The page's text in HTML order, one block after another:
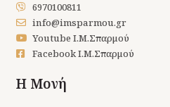
6970100811
info@imsparmou.gr
Youtube Ι.Μ.Σπαρμού
Facebook Ι.Μ.Σπαρμού
Η Μονή